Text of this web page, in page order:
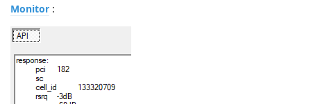
Monitor :